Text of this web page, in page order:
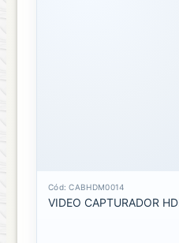
Cód: CABHDM0014
VIDEO CAPTURADOR